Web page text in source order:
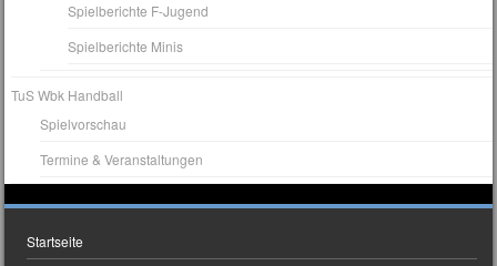
Spielberichte F-Jugend
Spielberichte Minis
TuS Wbk Handball
Spielvorschau
Termine & Veranstaltungen
Startseite